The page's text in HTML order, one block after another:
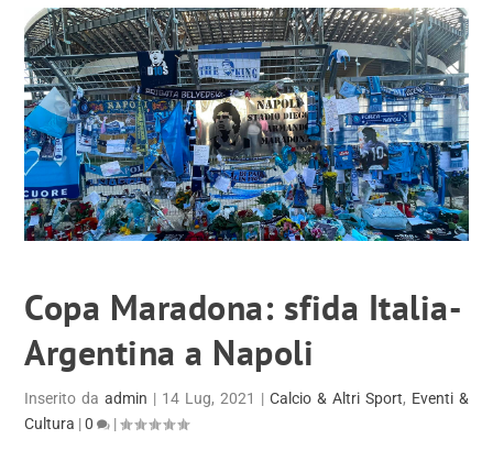
Copa Maradona: sfida Italia-
Argentina a Napoli
Inserito daadmin | 14 Lug, 2021 | Calcio & Altri Sport, Eventi &
Cultura |0 |